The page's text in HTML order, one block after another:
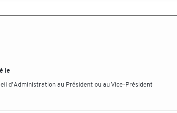
le
d'Administration au Président ou au Vice-Président